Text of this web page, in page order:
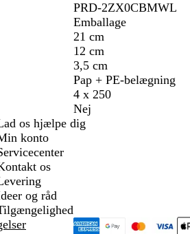
PRD-2ZX0CBMWL
Emballage
21 cm
12 cm
3,5 cm
Pap + PE-belægning
4 x 250
Nej
os hjælpe dig
konto
os
og råd